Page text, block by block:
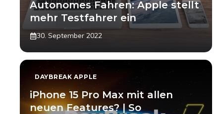
Autonomes Fahren: Apple stellt
mehr Testfahrer ein
30. September 2022
DAYBREAK APPLE
iPhone 15 Pro Max mit allen
neuen Features? | So